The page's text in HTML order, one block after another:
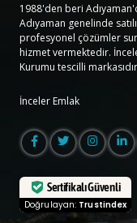
1988'den beri
Adıyaman genelinde
profesyonel çözümler
hizmet vermektedir.
Kurumu tescilli
İnceler Emlak
Sertifikalı Güvenli
Doğrulayan: Trustindex